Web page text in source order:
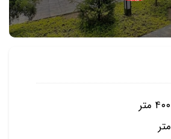
۴۰۰ متر